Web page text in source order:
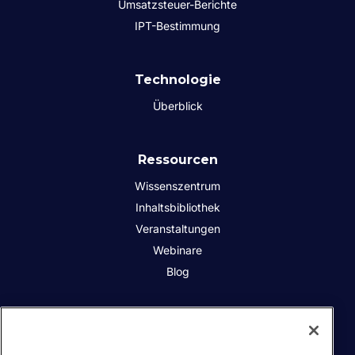
Umsatzsteuer-Berichte
IPT-Bestimmung
Technologie
Überblick
Ressourcen
Wissenszentrum
Inhaltsbibliothek
Veranstaltungen
Webinare
Blog